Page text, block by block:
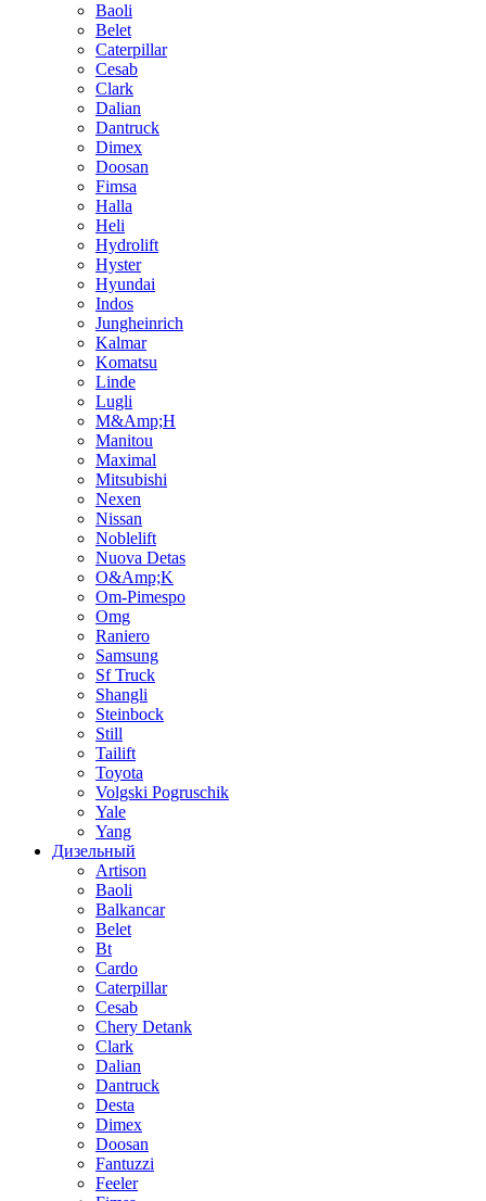
Baoli
Belet
Caterpillar
Cesab
Clark
Dalian
Dantruck
Dimex
Doosan
Fimsa
Halla
Heli
Hydrolift
Hyster
Hyundai
Indos
Jungheinrich
Kalmar
Komatsu
Linde
Lugli
M&Amp;H
Manitou
Maximal
Mitsubishi
Nexen
Nissan
Noblelift
Nuova Detas
O&Amp;K
Om-Pimespo
Omg
Raniero
Samsung
Sf Truck
Shangli
Steinbock
Still
Tailift
Toyota
Volgski Pogruschik
Yale
Yang
Дизельный
Artison
Baoli
Balkancar
Belet
Bt
Cardo
Caterpillar
Cesab
Chery Detank
Clark
Dalian
Dantruck
Desta
Dimex
Doosan
Fantuzzi
Feeler